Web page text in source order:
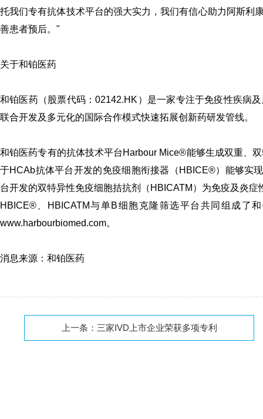
托我们专有抗体技术平台的强大实力，我们有信心助力阿斯利
善患者预后。"
关于和铂医药
和铂医药（股票代码：02142.HK）是一家专注于免疫性疾病
联合开发及多元化的国际合作模式快速拓展创新药研发管线。
和铂医药专有的抗体技术平台Harbour Mice®能够生成双重、
于HCAb抗体平台开发的免疫细胞衔接器（HBICE®）能够实
台开发的双特异性免疫细胞拮抗剂（HBICATM）为免疫及炎
HBICE®、HBICATM与单B细胞克隆筛选平台共同组成了
www.harbourbiomed.com。
消息来源：和铂医药
上一条： 三家IVD上市企业荣获多项专利